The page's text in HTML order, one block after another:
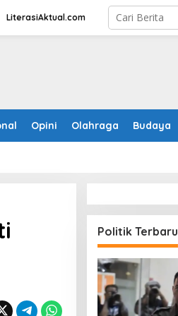
LiterasiAktual.com
Opini Olahraga Budaya
Politik Terbaru